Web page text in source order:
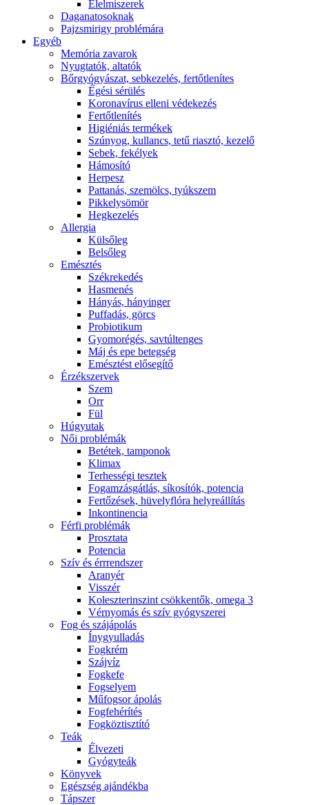
É́lelmiszerek
Daganatosoknak
Pajzsmirigy problémára
Egyéb
Memória zavarok
Nyugtatók, altatók
Bőrgyógyászat, sebkezelés, fertőtlenítes
É́gési sérülés
Koronavírus elleni védekezés
Fertőtlenítés
Higiéniás termékek
Szúnyog, kullancs, tetű riasztó, kezelő
Sebek, fekélyek
Hámosító
Herpesz
Pattanás, szemölcs, tyúkszem
Pikkelysömör
Hegkezelés
Allergia
Külsőleg
Belsőleg
Emésztés
Székrekedés
Hasmenés
Hányás, hányinger
Puffadás, görcs
Probiotikum
Gyomorégés, savtúltenges
Máj és epe betegség
Emésztést elősegítő
Érzékszervek
Szem
Orr
Fül
Húgyutak
Női problémák
Betétek, tamponok
Klimax
Terhességi tesztek
Fogamzásgátlás, síkosítók, potencia
Fertőzések, hüvelyflóra helyreállítás
Inkontinencia
Férfi problémák
Prosztata
Potencia
Szív és érrrendszer
Aranyér
Visszér
Koleszterinszint csökkentők, omega 3
Vérnyomás és szív gyógyszerei
Fog és szájápolás
Í́nygyulladás
Fogkrém
Szájvíz
Fogkefe
Fogselyem
Műfogsor ápolás
Fogfehérítés
Fogköztisztító
Teák
É́lvezeti
Gyógyteák
Könyvek
Egészség ajándékba
Tápszer